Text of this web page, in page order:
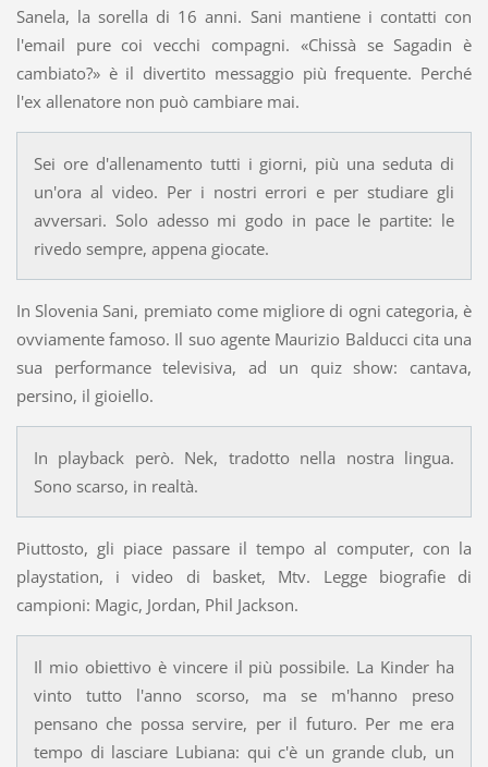
Sanela, la sorella di 16 anni. Sani mantiene i contatti con
l'email pure coi vecchi compagni. «Chissà se Sagadin è
cambiato?» è il divertito messaggio più frequente. Perché
l'ex allenatore non può cambiare mai.
Sei ore d'allenamento tutti i giorni, più una seduta di
un'ora al video. Per i nostri errori e per studiare gli
avversari. Solo adesso mi godo in pace le partite: le
rivedo sempre, appena giocate.
In Slovenia Sani, premiato come migliore di ogni categoria, è
ovviamente famoso. Il suo agente Maurizio Balducci cita una
sua performance televisiva, ad un quiz show: cantava,
persino, il gioiello.
In playback però. Nek, tradotto nella nostra lingua.
Sono scarso, in realtà.
Piuttosto, gli piace passare il tempo al computer, con la
playstation, i video di basket, Mtv. Legge biografie di
campioni: Magic, Jordan, Phil Jackson.
Il mio obiettivo è vincere il più possibile. La Kinder ha
vinto tutto l'anno scorso, ma se m'hanno preso
pensano che possa servire, per il futuro. Per me era
tempo di lasciare Lubiana: qui c'è un grande club, un